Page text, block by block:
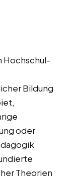
Hochschul-
Bildung
oder
Theorien